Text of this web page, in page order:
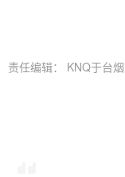
责任编辑： KNQ于台烟